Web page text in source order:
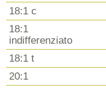
18:1 c
18:1
indifferenziato
18:1 t
20:1